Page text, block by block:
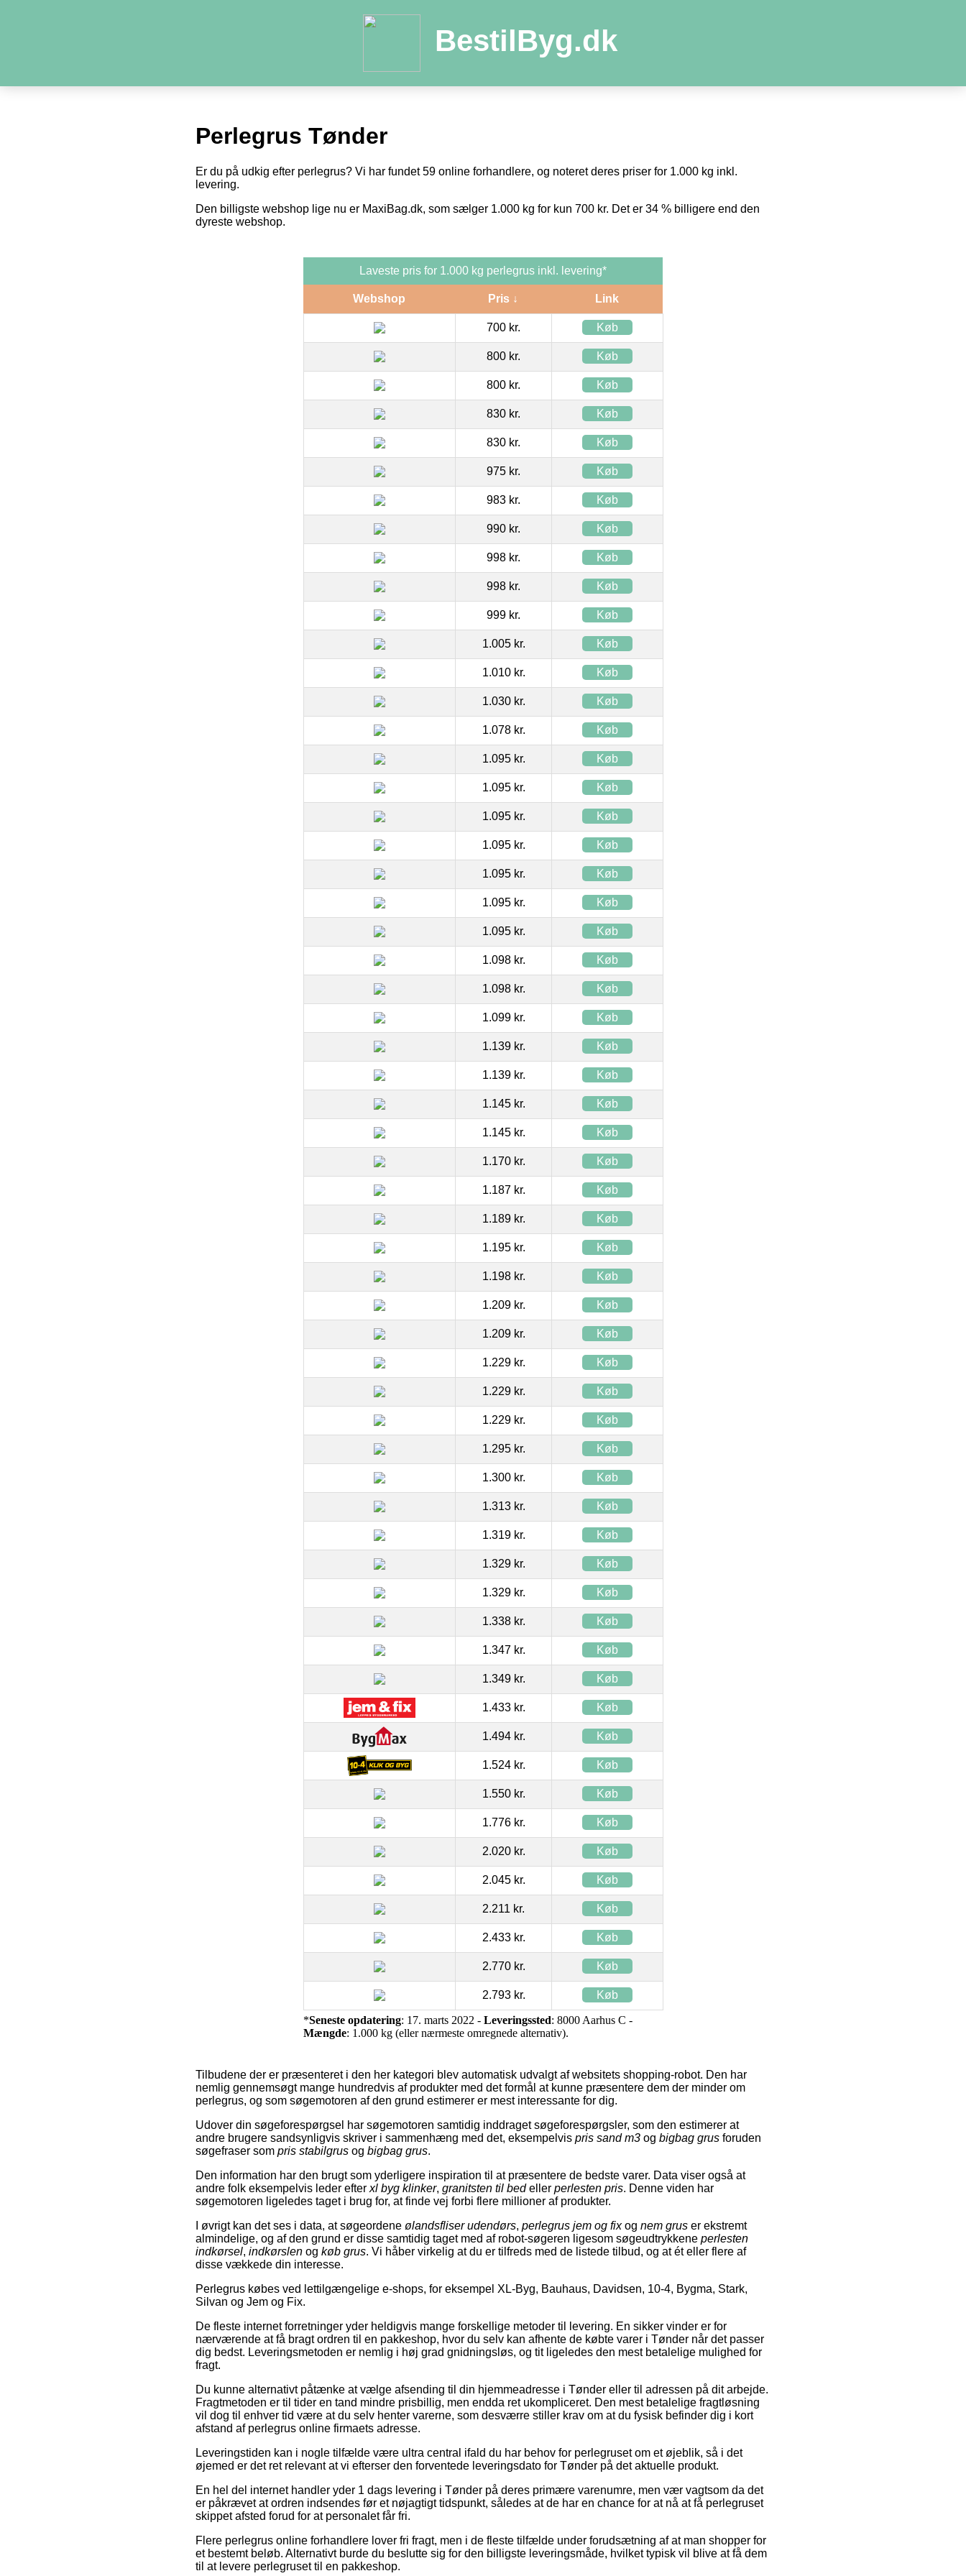
BestilByg.dk
Perlegrus Tønder
Er du på udkig efter perlegrus? Vi har fundet 59 online forhandlere, og noteret deres priser for 1.000 kg inkl.
levering.
Den billigste webshop lige nu er MaxiBag.dk, som sælger 1.000 kg for kun 700 kr. Det er 34 % billigere end den
dyreste webshop.
Laveste pris for 1.000 kg perlegrus inkl. levering*
Webshop Pris ↓ Link
700 kr. Køb
800 kr. Køb
800 kr. Køb
830 kr. Køb
830 kr. Køb
975 kr. Køb
983 kr. Køb
990 kr. Køb
998 kr. Køb
998 kr. Køb
999 kr. Køb
1.005 kr. Køb
1.010 kr. Køb
1.030 kr. Køb
1.078 kr. Køb
1.095 kr. Køb
1.095 kr. Køb
1.095 kr. Køb
1.095 kr. Køb
1.095 kr. Køb
1.095 kr. Køb
1.095 kr. Køb
1.098 kr. Køb
1.098 kr. Køb
1.099 kr. Køb
1.139 kr. Køb
1.139 kr. Køb
1.145 kr. Køb
1.145 kr. Køb
1.170 kr. Køb
1.187 kr. Køb
1.189 kr. Køb
1.195 kr. Køb
1.198 kr. Køb
1.209 kr. Køb
1.209 kr. Køb
1.229 kr. Køb
1.229 kr. Køb
1.229 kr. Køb
1.295 kr. Køb
1.300 kr. Køb
1.313 kr. Køb
1.319 kr. Køb
1.329 kr. Køb
1.329 kr. Køb
1.338 kr. Køb
1.347 kr. Køb
1.349 kr. Køb
1.433 kr. Køb
1.494 kr. Køb
1.524 kr. Køb
1.550 kr. Køb
1.776 kr. Køb
2.020 kr. Køb
2.045 kr. Køb
2.211 kr. Køb
2.433 kr. Køb
2.770 kr. Køb
2.793 kr. Køb
*Seneste opdatering: 17. marts 2022 - Leveringssted: 8000 Aarhus C -
Mængde: 1.000 kg (eller nærmeste omregnede alternativ).
Tilbudene der er præsenteret i den her kategori blev automatisk udvalgt af websitets shopping-robot. Den har
nemlig gennemsøgt mange hundredvis af produkter med det formål at kunne præsentere dem der minder om
perlegrus, og som søgemotoren af den grund estimerer er mest interessante for dig.
Udover din søgeforespørgsel har søgemotoren samtidig inddraget søgeforespørgsler, som den estimerer at
andre brugere sandsynligvis skriver i sammenhæng med det, eksempelvis pris sand m3 og bigbag grus foruden
søgefraser som pris stabilgrus og bigbag grus.
Den information har den brugt som yderligere inspiration til at præsentere de bedste varer. Data viser også at
andre folk eksempelvis leder efter xl byg klinker, granitsten til bedeller perlesten pris. Denne viden har
søgemotoren ligeledes taget i brug for, at finde vej forbi flere millioner af produkter.
I øvrigt kan det ses i data, at søgeordene ølandsfliser udendørs, perlegrus jem og fixog nem grus er ekstremt
almindelige, og af den grund er disse samtidig taget med af robot-søgeren ligesom søgeudtrykkene perlesten
indkørsel, indkørslen og køb grus. Vi håber virkelig at du er tilfreds med de listede tilbud, og at ét eller flere af
disse vækkede din interesse.
Perlegrus købes ved lettilgængelige e-shops, for eksempel XL-Byg, Bauhaus, Davidsen, 10-4, Bygma, Stark,
Silvan og Jem og Fix.
De fleste internet forretninger yder heldigvis mange forskellige metoder til levering. En sikker vinder er for
nærværende at få bragt ordren til en pakkeshop, hvor du selv kan afhente de købte varer i Tønder når det passer
dig bedst. Leveringsmetoden er nemlig i høj grad gnidningsløs, og tit ligeledes den mest betalelige mulighed for
fragt.
Du kunne alternativt påtænke at vælge afsending til din hjemmeadresse i Tønder eller til adressen på dit arbejde.
Fragtmetoden er til tider en tand mindre prisbillig, men endda ret ukompliceret. Den mest betalelige fragtløsning
vil dog til enhver tid være at du selv henter varerne, som desværre stiller krav om at du fysisk befinder dig i kort
afstand af perlegrus online firmaets adresse.
Leveringstiden kan i nogle tilfælde være ultra central ifald du har behov for perlegruset om et øjeblik, så i det
øjemed er det ret relevant at vi efterser den forventede leveringsdato for Tønder på det aktuelle produkt.
En hel del internet handler yder 1 dags levering i Tønder på deres primære varenumre, men vær vagtsom da det
er påkrævet at ordren indsendes før et nøjagtigt tidspunkt, således at de har en chance for at nå at få perlegruset
skippet afsted forud for at personalet får fri.
Flere perlegrus online forhandlere lover fri fragt, men i de fleste tilfælde under forudsætning af at man shopper for
et bestemt beløb. Alternativt burde du beslutte sig for den billigste leveringsmåde, hvilket typisk vil blive at få dem
til at levere perlegruset til en pakkeshop.